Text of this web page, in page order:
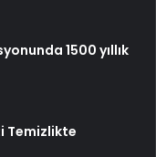
1500 yıllık
Temizlikte